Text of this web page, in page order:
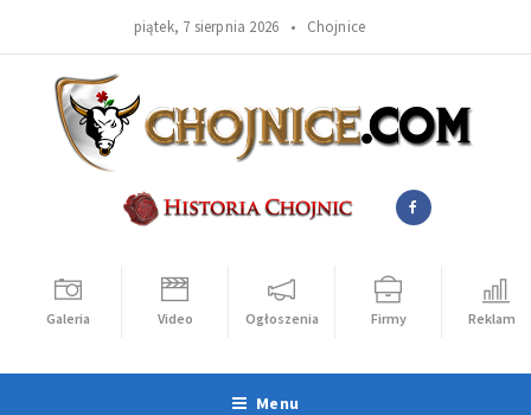
piątek, 7 sierpnia 2026 • Chojnice
Galeria Video Ogłoszenia Firmy Reklama
Menu